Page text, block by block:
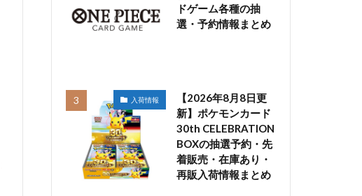
ドゲーム各種の抽
選・予約情報まとめ
入荷情報
【2026年8月8日更
新】ポケモンカード
30th CELEBRATION
BOXの抽選予約・先
着販売・在庫あり・
再販入荷情報まとめ